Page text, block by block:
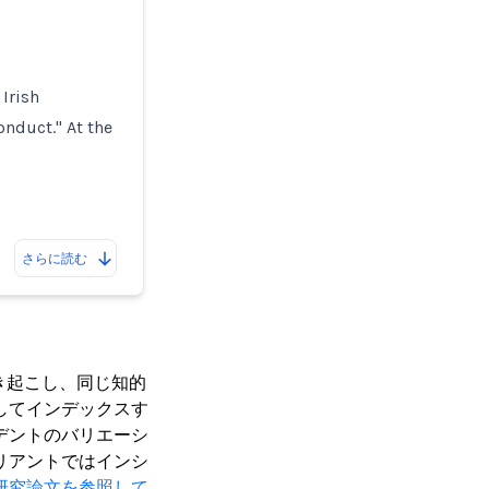
Irish
At the
さらに読む
起こし、同じ知的
てインデックスす
ントのバリエーシ
アントではインシ